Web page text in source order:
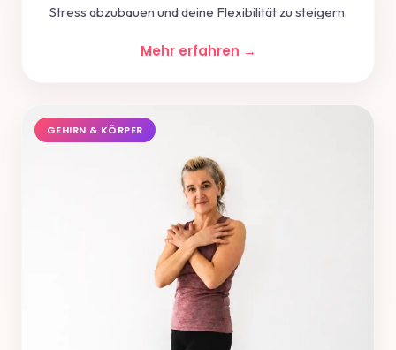
Stress abzubauen und deine Flexibilität zu steigern.
Mehr erfahren →
GEHIRN & KÖRPER